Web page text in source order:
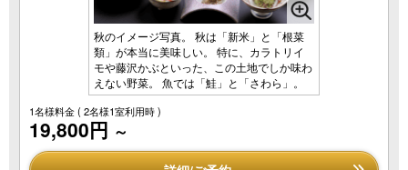
秋のイメージ写真。 秋は「新米」と「根菜
類」が本当に美味しい。 特に、カラトリイ
モや藤沢かぶといった、この土地でしか味わ
えない野菜。 魚では「鮭」と「さわら」。
1名様料金( 2名様1室利用時 )
19,800円 ～